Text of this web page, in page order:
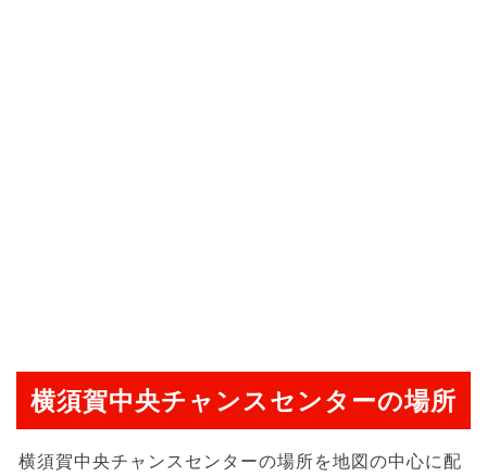
横須賀中央チャンスセンターの場所
横須賀中央チャンスセンターの場所を地図の中心に配